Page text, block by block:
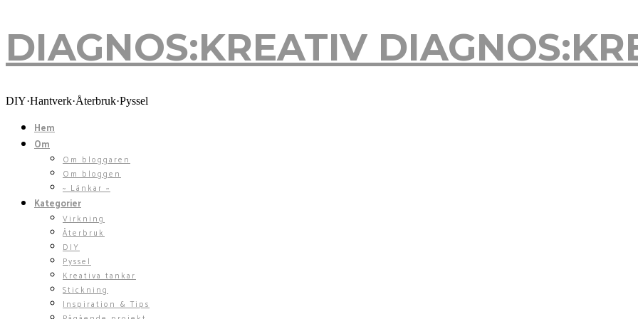
DIAGNOS:KREATIV
DIY·Hantverk·Återbruk·Pyssel
Hem
Om
Om bloggaren
Om bloggen
~ Länkar ~
Kategorier
Virkning
Återbruk
DIY
Pyssel
Kreativa tankar
Stickning
Inspiration & Tips